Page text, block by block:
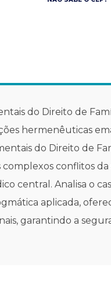
do Direito de
hermenêuticas
do Direito de
conflitos
central. Analisa o
aplicada,
garantindo a